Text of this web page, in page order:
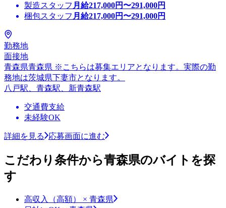
製造スタッフ 月給217,000円〜291,000円
梱包スタッフ 月給217,000円〜291,000円
勤務地
面接地
青森県青森県 ※こちらは募集エリアとなります。実際の勤
務地は茨城県下妻市となります。
八戸駅、青森駅、新青森駅
交通費支給
未経験OK
詳細を見る 応募画面に進む
こだわり条件から青森県のバイトを探
す
高収入（高額） × 青森県